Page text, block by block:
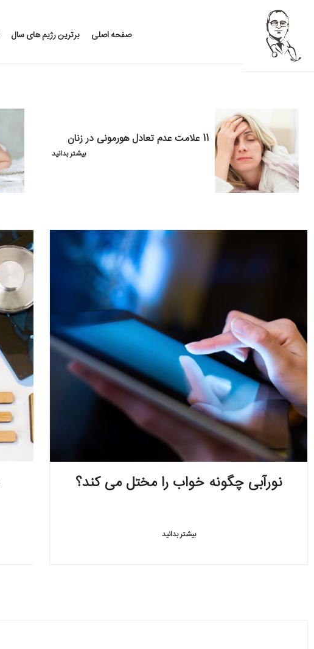
صفحه اصلی برترین رژیم های سال
11 علامت عدم تعادل هورمونی در زنان
بیشتر بدانید
نورآبی چگونه خواب را مختل می کند؟
بیشتر بدانید